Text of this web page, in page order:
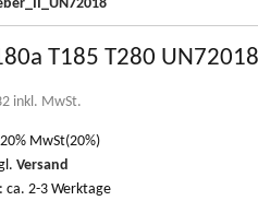
T185 T280
inkl. MwSt.
MwSt(20%)
Versand
ca. 2-3 Werktage